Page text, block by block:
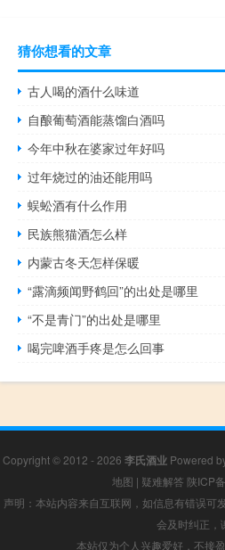
猜你想看的文章
古人喝的酒什么味道
自酿葡萄酒能蒸馏白酒吗
今年中秋在婆家过年好吗
过年烧过的油还能用吗
蜈蚣酒有什么作用
民族熊猫酒怎么样
内蒙古冬天怎样保暖
“露滴频闻野鹤回”的出处是哪里
“不是青门”的出处是哪里
喝完啤酒手疼是怎么回事
Copyright © 2012 - 2026 李氏酒业 Powered
地图 | 疑难解答 陕ICP
声明：本站内容来自互联网，如信息有错误可
会及时纠正，
本站仅为个人兴趣爱好，不接